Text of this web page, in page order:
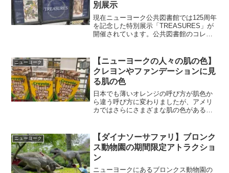
別展示
現在ニューヨーク公共図書館では125周年
を記念した特別展示「TREASURES」が
開催されています。公共図書館のコレク
ができます。
ニューヨーク
【ニューヨークの人々の肌の色】
クレヨンやファンデーションに見
る肌の色
日本でも薄いオレンジの呼び方が肌色か
ら違う呼び方に変わりましたが、アメリ
カではさらにさまざまな肌の色があるの
エーションも多く、とても興味深いで
す。
ニューヨーク
【ダイナソーサファリ】ブロンク
ス動物園の期間限定アトラクショ
ン
ニューヨークにあるブロンクス動物園の